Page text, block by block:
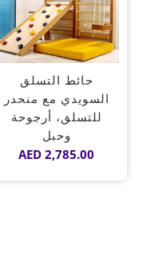
حائط التسلق
السويدي مع منحدر
للتسلق، أرجوحة
وحبل
AED 2,785.00